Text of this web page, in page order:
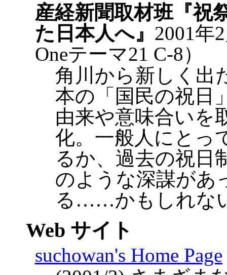
産経新聞取材班『
た日本人へ』 2001年
Oneテーマ21 C-8）
角川から新しく出
本の「国民の祝日
由来や意味合いを
化。一般人にとっ
るか、過去の祝日
のような深謀があ
る……かもしれな
Web サイト
suchowan's Home Page